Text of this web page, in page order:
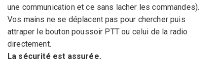
une communication et ce sans lacher les commandes).
Vos mains ne se déplacent pas pour chercher puis
attraper le bouton poussoir PTT ou celui de la radio
directement.
La sécurité est assurée.